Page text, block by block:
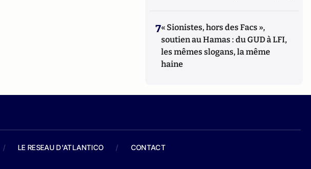
7« Sionistes, hors des Facs »,
soutien au Hamas : du GUD à LFI,
les mêmes slogans, la même
haine
/ LE RESEAU D'ATLANTICO / CONTACT